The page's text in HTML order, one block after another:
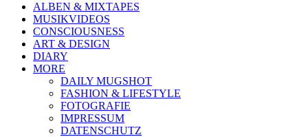
ALBEN & MIXTAPES
MUSIKVIDEOS
CONSCIOUSNESS
ART & DESIGN
DIARY
MORE
DAILY MUGSHOT
FASHION & LIFESTYLE
FOTOGRAFIE
IMPRESSUM
DATENSCHUTZ